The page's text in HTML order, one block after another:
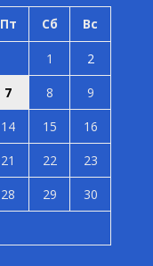
Пт Сб Вс
1
2
7 8
9
14 15
16
21 22
23
28 29
30